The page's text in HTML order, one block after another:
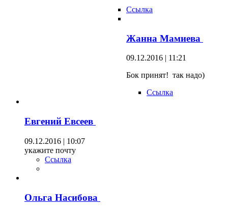
Ссылка
Жанна Мамиева
09.12.2016 | 11:21
Бок принят! так надо)
Ссылка
Евгений Евсеев
09.12.2016 | 10:07
укажите почту
Ссылка
Ольга Насибова